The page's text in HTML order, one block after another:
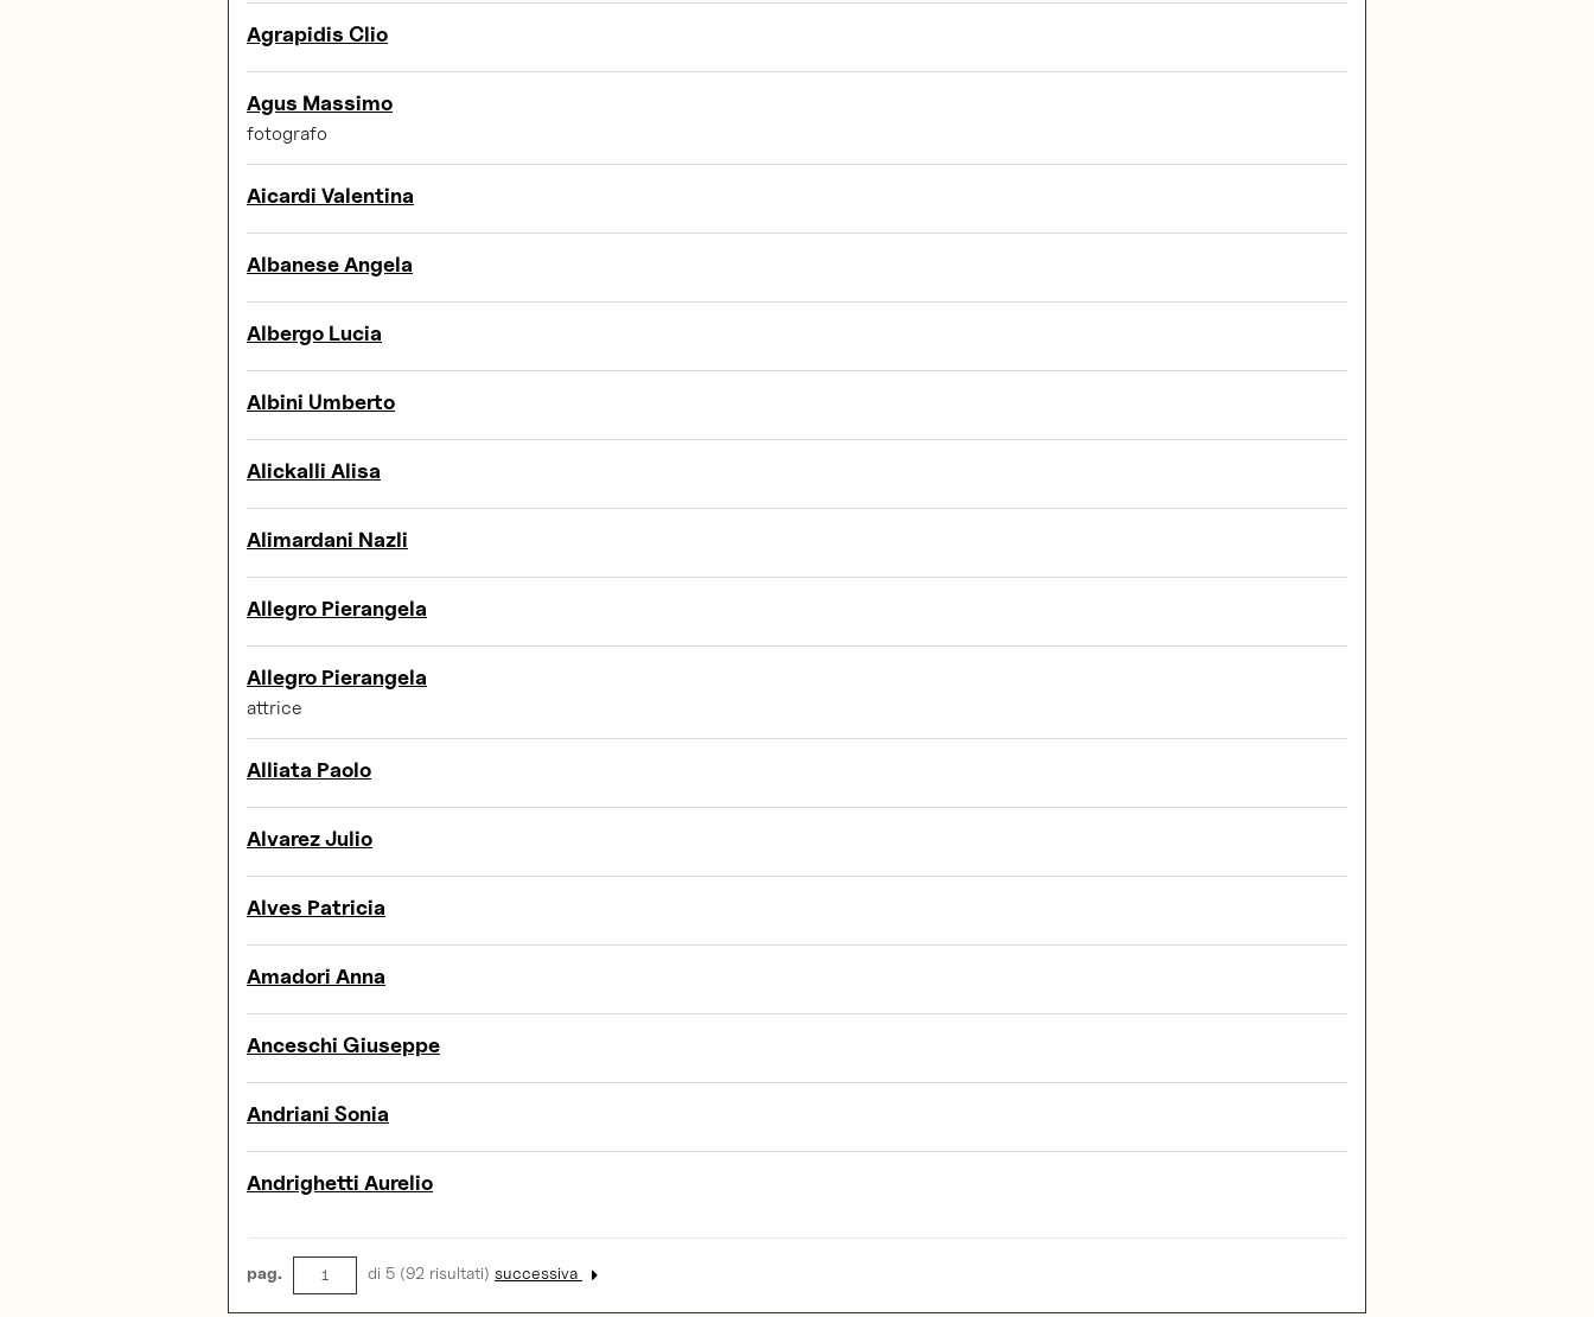
Agrapidis Clio
Agus Massimo
fotografo
Aicardi Valentina
Albanese Angela
Albergo Lucia
Albini Umberto
Alickalli Alisa
Alimardani Nazli
Allegro Pierangela
Allegro Pierangela
attrice
Alliata Paolo
Alvarez Julio
Alves Patricia
Amadori Anna
Anceschi Giuseppe
Andriani Sonia
Andrighetti Aurelio
pag. di 5 (92 risultati) successiva